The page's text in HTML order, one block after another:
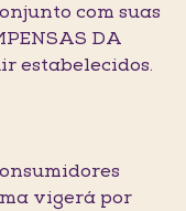
com suas
DA
estabelecidos.
vigerá por